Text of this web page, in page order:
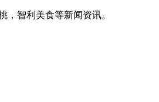
智利美食等新闻资讯。